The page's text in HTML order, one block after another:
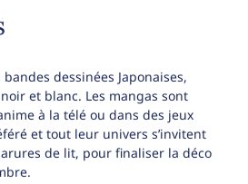
dessinées Japonaises,
et blanc. Les mangas sont
à la télé ou dans des jeux
et tout leur univers s’invitent
de lit, pour finaliser la déco